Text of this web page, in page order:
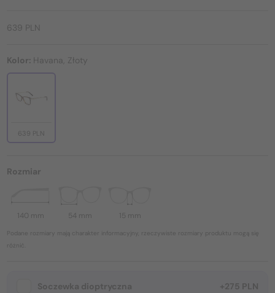
639 PLN
Kolor: Havana, Złoty
639 PLN
Rozmiar
140 mm 54 mm 15 mm
Podane rozmiary mają charakter informacyjny, rzeczywiste rozmiary produktu mogą się
różnić.
Soczewka dioptryczna +275 PLN